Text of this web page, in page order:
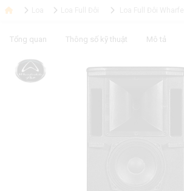
Tổng quan Thông số kỹ thuật Mô tả